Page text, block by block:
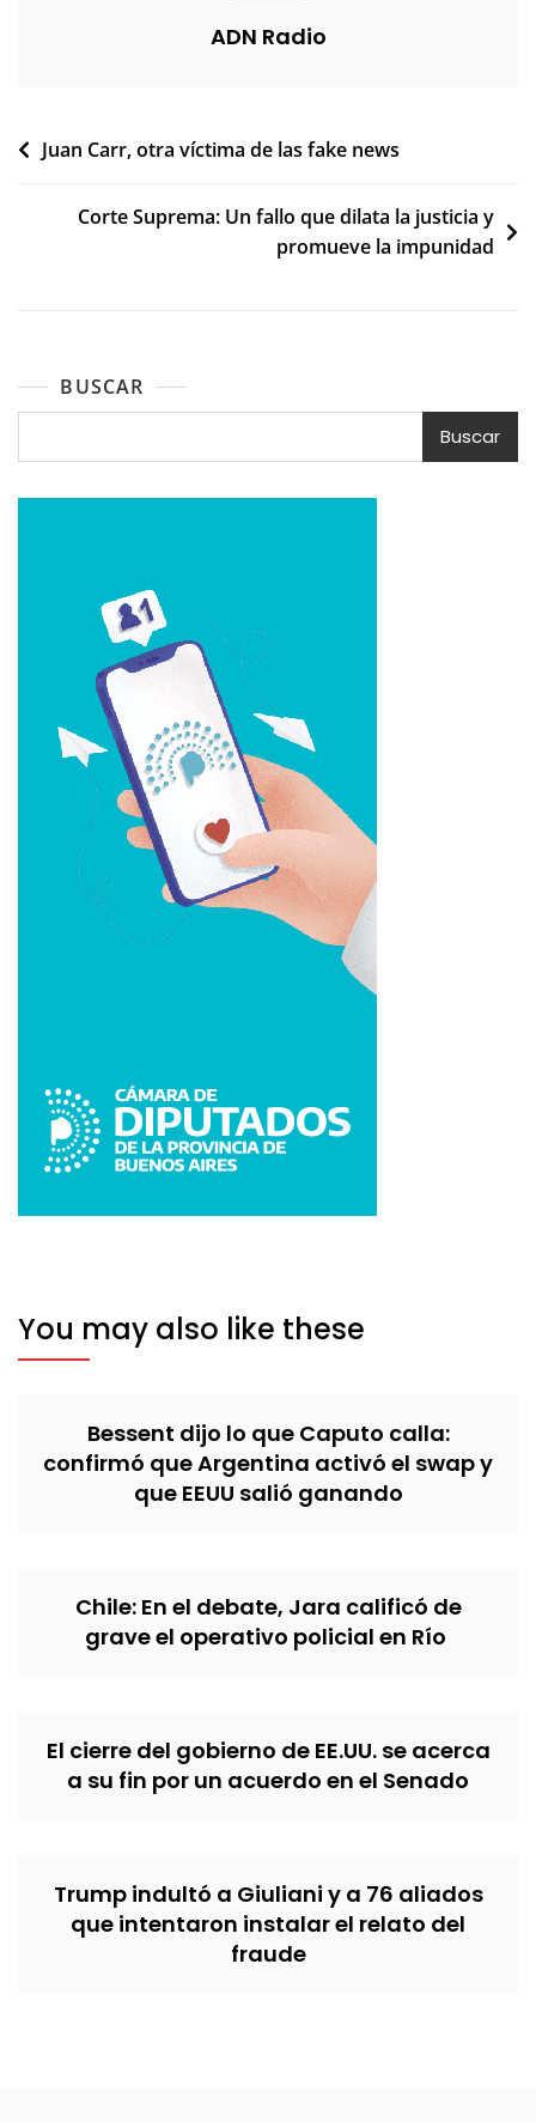
ADN Radio
Navegación
entradas
Juan Carr, otra víctima de las fake news
Corte Suprema: Un fallo que dilata la justicia y
promueve la impunidad
BUSCAR
Buscar
You may also like these
Bessent dijo lo que Caputo calla:
confirmó que Argentina activó el swap y
que EEUU salió ganando
Chile: En el debate, Jara calificó de
grave el operativo policial en Río
El cierre del gobierno de EE.UU. se acerca
a su fin por un acuerdo en el Senado
Trump indultó a Giuliani y a 76 aliados
que intentaron instalar el relato del
fraude